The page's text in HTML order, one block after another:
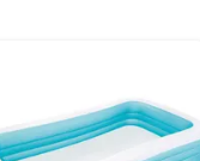
con plazos
no se pueden